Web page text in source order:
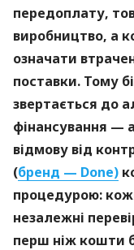
передоплату,
виробництво, а
означати
поставки. Тому
звертається до
фінансування —
відмову від
(бренд — Done)
процедурою:
незалежні
перш ніж кошти